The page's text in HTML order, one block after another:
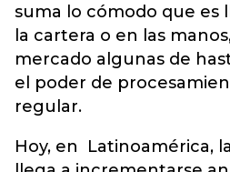
suma lo cómodo que es
la cartera o en las
mercado algunas de
el poder de
regular.
Hoy, en Latinoamérica,